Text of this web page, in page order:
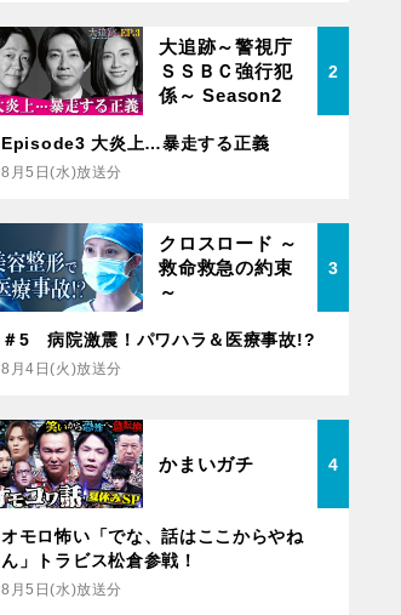
大追跡～警視庁
ＳＳＢＣ強行犯
係～ Season2
2
Episode3 大炎上…暴走する正義
8月5日(水)放送分
クロスロード ～
救命救急の約束
～
3
＃5 病院激震！パワハラ＆医療事故!?
8月4日(火)放送分
かまいガチ 4
オモロ怖い「でな、話はここからやね
ん」トラビス松倉参戦！
8月5日(水)放送分